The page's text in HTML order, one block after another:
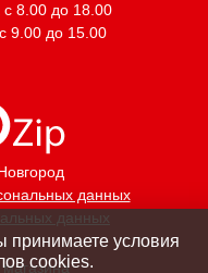
данных
данных
с 8.00 до 18.00
9.00 до 15.00
принимаете условия
cookies.